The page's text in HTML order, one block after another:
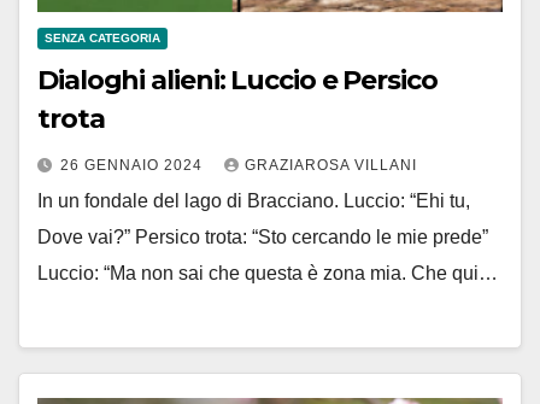
SENZA CATEGORIA
Dialoghi alieni: Luccio e Persico
trota
26 GENNAIO 2024 GRAZIAROSA VILLANI
In un fondale del lago di Bracciano. Luccio: “Ehi tu,
Dove vai?” Persico trota: “Sto cercando le mie prede”
Luccio: “Ma non sai che questa è zona mia. Che qui…